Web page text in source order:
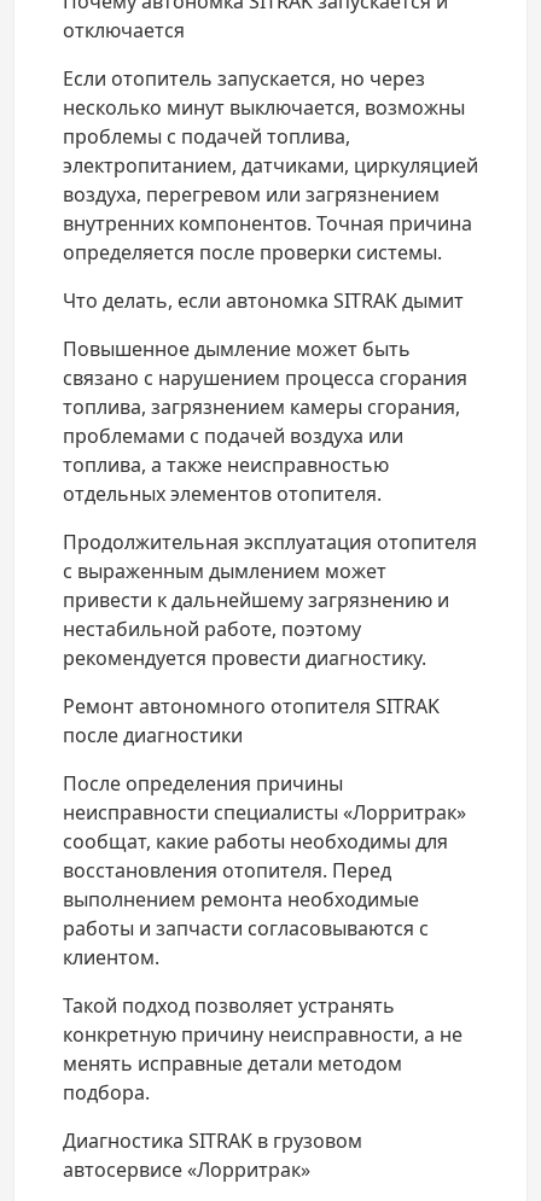
отключается
Если отопитель запускается, но через
несколько минут выключается, возможны
проблемы с подачей топлива,
электропитанием, датчиками, циркуляцией
воздуха, перегревом или загрязнением
внутренних компонентов. Точная причина
определяется после проверки системы.
Что делать, если автономка SITRAK дымит
Повышенное дымление может быть
связано с нарушением процесса сгорания
топлива, загрязнением камеры сгорания,
проблемами с подачей воздуха или
топлива, а также неисправностью
отдельных элементов отопителя.
Продолжительная эксплуатация отопителя
с выраженным дымлением может
привести к дальнейшему загрязнению и
нестабильной работе, поэтому
рекомендуется провести диагностику.
Ремонт автономного отопителя SITRAK
после диагностики
После определения причины
неисправности специалисты «Лорритрак»
сообщат, какие работы необходимы для
восстановления отопителя. Перед
выполнением ремонта необходимые
работы и запчасти согласовываются с
клиентом.
Такой подход позволяет устранять
конкретную причину неисправности, а не
менять исправные детали методом
подбора.
Диагностика SITRAK в грузовом
автосервисе «Лорритрак»